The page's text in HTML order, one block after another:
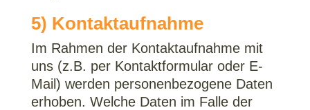
5) Kontaktaufnahme
Im Rahmen der Kontaktaufnahme mit
uns (z.B. per Kontaktformular oder E-
Mail) werden personenbezogene Daten
erhoben. Welche Daten im Falle der